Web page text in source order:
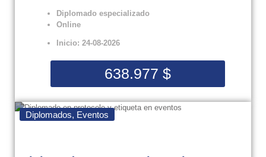
Diplomado especializado
Online
Inicio: 24-08-2026
638.977 $
Diplomados, Eventos